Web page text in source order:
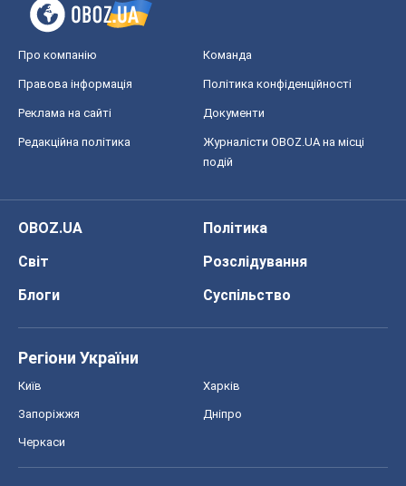
Про компанію Команда
Правова інформація Політика конфіденційності
Реклама на сайті Документи
Редакційна політика
Журналісти OBOZ.UA на місці
подій
OBOZ.UA
Політика
Світ
Розслідування
Блоги
Суспільство
Регіони України
Київ Харків
Запоріжжя Дніпро
Черкаси